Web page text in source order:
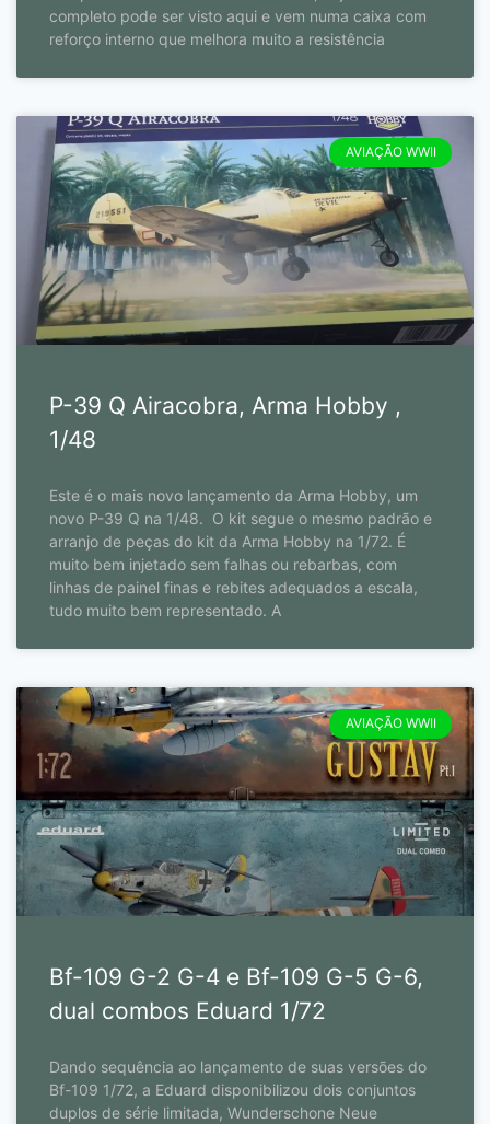
completo pode ser visto aqui e vem numa caixa com
reforço interno que melhora muito a resistência
AVIAÇÃO WWII
P-39 Q Airacobra, Arma Hobby ,
1/48
Este é o mais novo lançamento da Arma Hobby, um
novo P-39 Q na 1/48. O kit segue o mesmo padrão e
arranjo de peças do kit da Arma Hobby na 1/72. É
muito bem injetado sem falhas ou rebarbas, com
linhas de painel finas e rebites adequados a escala,
tudo muito bem representado. A
AVIAÇÃO WWII
Bf-109 G-2 G-4 e Bf-109 G-5 G-6,
dual combos Eduard 1/72
Dando sequência ao lançamento de suas versões do
Bf-109 1/72, a Eduard disponibilizou dois conjuntos
duplos de série limitada, Wunderschone Neue